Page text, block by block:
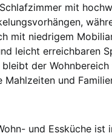
mit
mit niedrigem
leicht erreichbaren
bleibt der
Mahlzeiten und
und Essküche ist